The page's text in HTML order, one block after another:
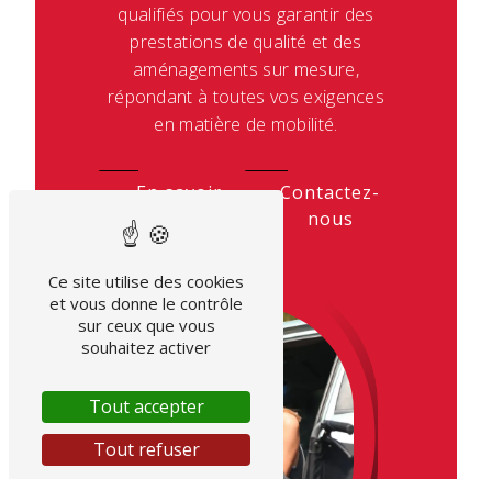
qualifiés pour vous garantir des
prestations de qualité et des
aménagements sur mesure,
répondant à toutes vos exigences
en matière de mobilité.
En savoir
Contactez-
nous
Ce site utilise des cookies
et vous donne le contrôle
sur ceux que vous
souhaitez activer
Tout accepter
Tout refuser